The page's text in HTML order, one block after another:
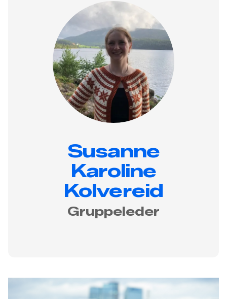
Susanne
Karoline
Kolvereid
Gruppeleder